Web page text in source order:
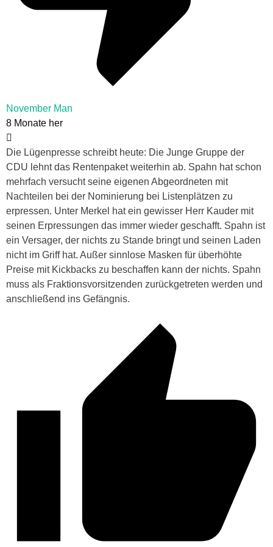
November Man
8 Monate her
Die Lügenpresse schreibt heute: Die Junge Gruppe der
CDU lehnt das Rentenpaket weiterhin ab. Spahn hat schon
mehrfach versucht seine eigenen Abgeordneten mit
Nachteilen bei der Nominierung bei Listenplätzen zu
erpressen. Unter Merkel hat ein gewisser Herr Kauder mit
seinen Erpressungen das immer wieder geschafft. Spahn ist
ein Versager, der nichts zu Stande bringt und seinen Laden
nicht im Griff hat. Außer sinnlose Masken für überhöhte
Preise mit Kickbacks zu beschaffen kann der nichts. Spahn
muss als Fraktionsvorsitzenden zurückgetreten werden und
anschließend ins Gefängnis.